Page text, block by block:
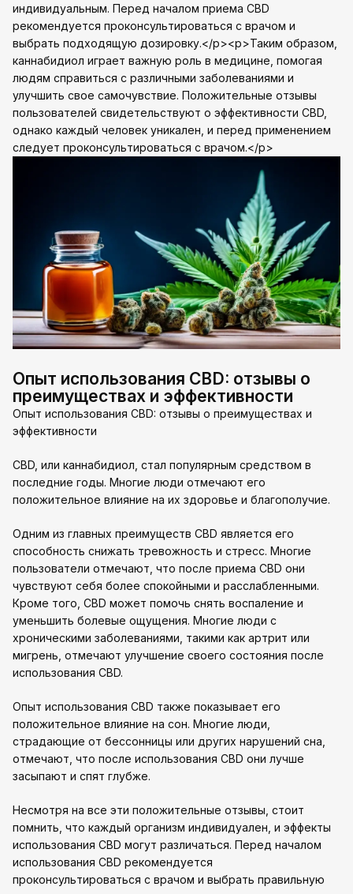
индивидуальным. Перед началом приема CBD
рекомендуется проконсультироваться с врачом и
выбрать подходящую дозировку.</p><p>Таким образом,
каннабидиол играет важную роль в медицине, помогая
людям справиться с различными заболеваниями и
улучшить свое самочувствие. Положительные отзывы
пользователей свидетельствуют о эффективности CBD,
однако каждый человек уникален, и перед применением
следует проконсультироваться с врачом.</p>
Опыт использования CBD: отзывы о
преимуществах и эффективности
Опыт использования CBD: отзывы о преимуществах и
эффективности
CBD, или каннабидиол, стал популярным средством в
последние годы. Многие люди отмечают его
положительное влияние на их здоровье и благополучие.
Одним из главных преимуществ CBD является его
способность снижать тревожность и стресс. Многие
пользователи отмечают, что после приема CBD они
чувствуют себя более спокойными и расслабленными.
Кроме того, CBD может помочь снять воспаление и
уменьшить болевые ощущения. Многие люди с
хроническими заболеваниями, такими как артрит или
мигрень, отмечают улучшение своего состояния после
использования CBD.
Опыт использования CBD также показывает его
положительное влияние на сон. Многие люди,
страдающие от бессонницы или других нарушений сна,
отмечают, что после использования CBD они лучше
засыпают и спят глубже.
Несмотря на все эти положительные отзывы, стоит
помнить, что каждый организм индивидуален, и эффекты
использования CBD могут различаться. Перед началом
использования CBD рекомендуется
проконсультироваться с врачом и выбрать правильную